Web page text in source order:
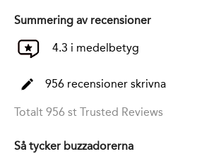
Summering av recensioner
4.3 i medelbetyg
956 recensioner skrivna
Totalt 956 st Trusted Reviews
Så tycker buzzadorerna